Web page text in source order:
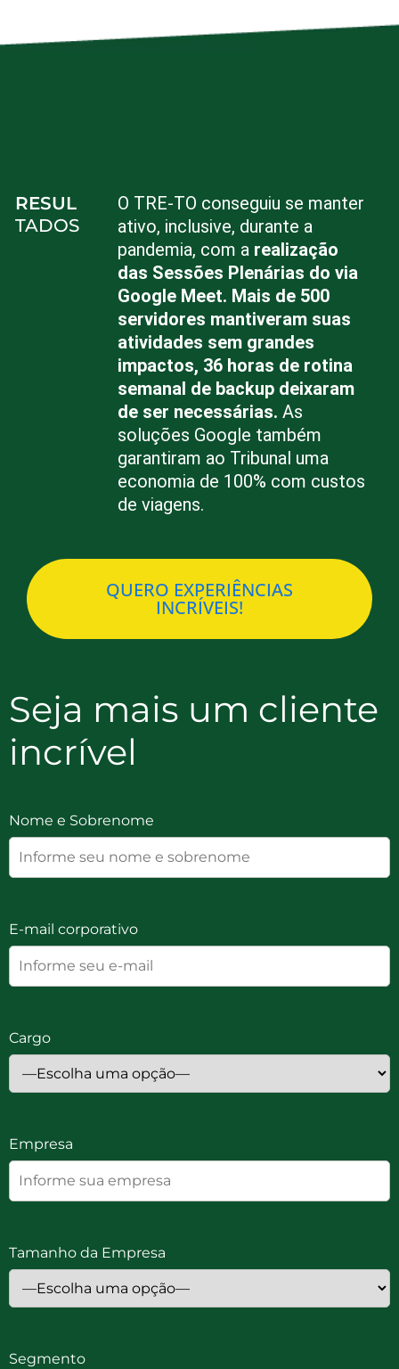
RESUL
TADOS
O TRE-TO conseguiu se manter
ativo, inclusive, durante a
pandemia, com a realização
das Sessões Plenárias do via
Google Meet. Mais de 500
servidores mantiveram suas
atividades sem grandes
impactos, 36 horas de rotina
semanal de backup deixaram
de ser necessárias. As
soluções Google também
garantiram ao Tribunal uma
economia de 100% com custos
de viagens.
QUERO EXPERIÊNCIAS
INCRÍVEIS!
Seja mais um cliente
incrível
Nome e Sobrenome
E-mail corporativo
Cargo
Empresa
Tamanho da Empresa
Segmento